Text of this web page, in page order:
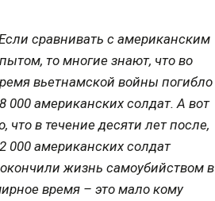
сравнивать с американским
то многие знают, что во
вьетнамской войны погибло
000 американских солдат. А вот
что в течение десяти лет после,
000 американских солдат
жизнь самоубийством в
время – это мало кому